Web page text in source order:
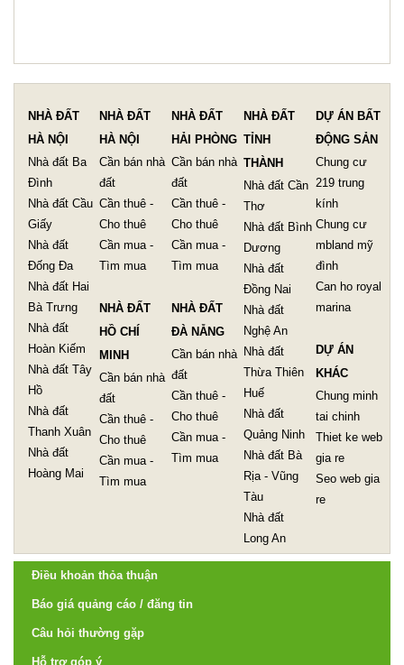
NHÀ ĐẤT
HÀ NỘI
Nhà đất Ba
Đình
Nhà đất Cầu
Giấy
Nhà đất
Đống Đa
Nhà đất Hai
Bà Trưng
Nhà đất
Hoàn Kiếm
Nhà đất Tây
Hồ
Nhà đất
Thanh Xuân
Nhà đất
Hoàng Mai
NHÀ ĐẤT
HÀ NỘI
Cần bán nhà
đất
Cần thuê -
Cho thuê
Cần mua -
Tìm mua
NHÀ ĐẤT
HỒ CHÍ
MINH
Cần bán nhà
đất
Cần thuê -
Cho thuê
Cần mua -
Tìm mua
NHÀ ĐẤT
HẢI PHÒNG
Cần bán nhà
đất
Cần thuê -
Cho thuê
Cần mua -
Tìm mua
NHÀ ĐẤT
ĐÀ NẴNG
Cần bán nhà
đất
Cần thuê -
Cho thuê
Cần mua -
Tìm mua
NHÀ ĐẤT
TỈNH
THÀNH
Nhà đất Cần
Thơ
Nhà đất Bình
Dương
Nhà đất
Đồng Nai
Nhà đất
Nghệ An
Nhà đất
Thừa Thiên
Huế
Nhà đất
Quảng Ninh
Nhà đất Bà
Rịa - Vũng
Tàu
Nhà đất
Long An
DỰ ÁN BẤT
ĐỘNG SẢN
Chung cư
219 trung
kính
Chung cư
mbland mỹ
đình
Can ho royal
marina
DỰ ÁN
KHÁC
Chung minh
tai chinh
Thiet ke web
gia re
Seo web gia
re
Điều khoản thỏa thuận
Báo giá quảng cáo / đăng tin
Câu hỏi thường gặp
Hỗ trợ góp ý